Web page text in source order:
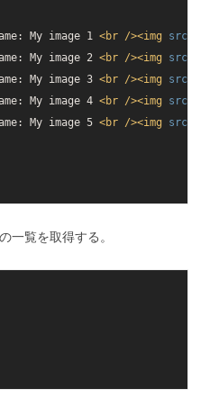
My image 1 <br /><img src
My image 2 <br /><img src
My image 3 <br /><img src
My image 4 <br /><img src
My image 5 <br /><img src
一覧を取得する。